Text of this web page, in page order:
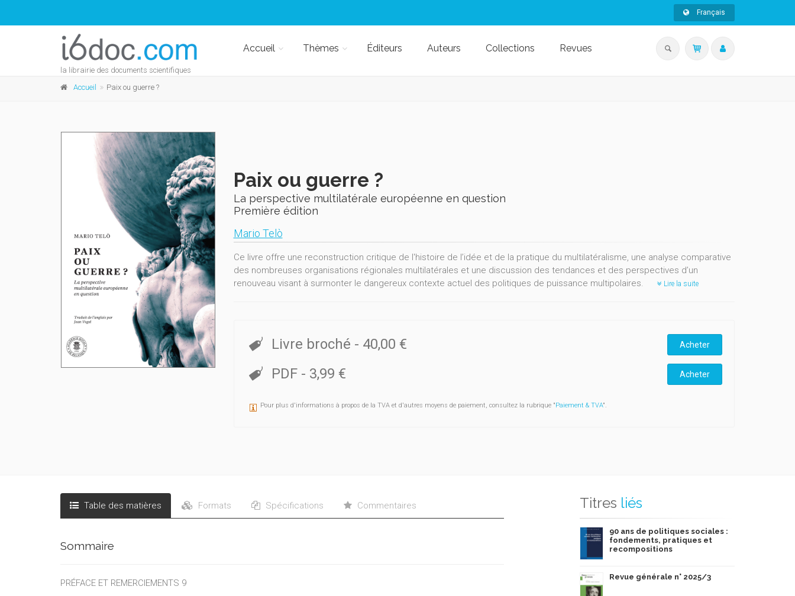
Français
la librairie des documents scientifiques
Accueil Thèmes Éditeurs Auteurs Collections Revues
Accueil Paix ou guerre ?
Paix ou guerre ?
La perspective multilatérale européenne en question
Première édition
Mario Telò
Ce livre offre une reconstruction critique de l'histoire de l’idée et de la pratique du multilatéralisme, une analyse comparative
des nombreuses organisations régionales multilatérales et une discussion des tendances et des perspectives d’un
renouveau visant à surmonter le dangereux contexte actuel des politiques de puissance multipolaires.
Lire la suite
Livre broché - 40,00 € Acheter
PDF - 3,99 € Acheter
Pour plus d'informations à propos de la TVA et d'autres moyens de paiement, consultez la rubrique "Paiement & TVA".
Table des matières Formats Spécifications Commentaires
Sommaire
PRÉFACE ET REMERCIEMENTS 9
Titres liés
90 ans de politiques sociales :
fondements, pratiques et
recompositions
Revue générale n° 2025/3